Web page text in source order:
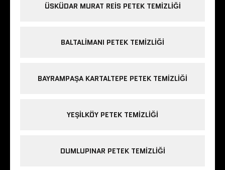
ÜSKÜDAR MURAT REIS PETEK TEMIZLIĞI
BALTALIMANI PETEK TEMIZLIĞI
BAYRAMPAŞA KARTALTEPE PETEK TEMIZLIĞI
YEŞILKÖY PETEK TEMIZLIĞI
DUMLUPINAR PETEK TEMIZLIĞI